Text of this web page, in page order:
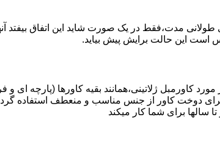
طولانی مدت،فقط در یک صورت شاید این اتفاق
است این حالت برایش پیش بیاید.
کاورمبل ژلاتینی،همانند بقیه کاورها (پارچه ای
دوخت کاور از جنس مناسب و منعطف استفاده
سالها برای شما کار میکند